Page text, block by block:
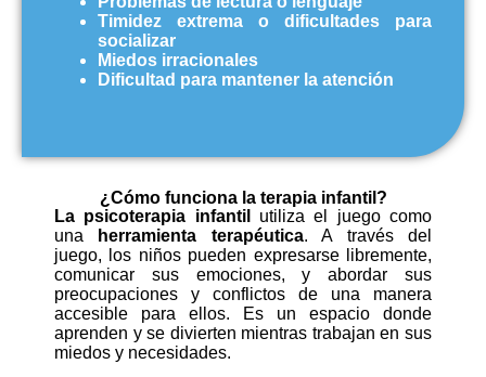
Timidez extrema o dificultades para
socializar
Miedos irracionales
Dificultad para mantener la atención
¿Cómo funciona la terapia infantil?
La psicoterapia infantil
utiliza el juego como
una
herramienta terapéutica. A través del
juego, los niños pueden expresarse libremente,
comunicar sus emociones, y abordar sus
preocupaciones y conflictos de una manera
accesible para ellos. Es un espacio donde
aprenden y se divierten mientras trabajan en sus
miedos y necesidades.